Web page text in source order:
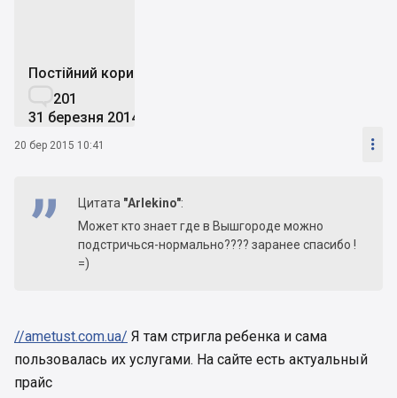
Постійний користувач
201
31 березня 2014
20 бер 2015 10:41 
Цитата "Arlekino":
Может кто знает где в Вышгороде можно
подстричься-нормально???? заранее спасибо !
=)
//ametust.com.ua/ Я там стригла ребенка и сама
пользовалась их услугами. На сайте есть актуальный
прайс